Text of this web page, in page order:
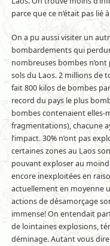
parce que ce n’était pas lié
On a pu aussi visiter un
bombardements qui
nombreuses bombes
sols du Laos. 2 millions de
fait 800 kilos de bombes
record du pays le plus
bombes contenaient elles-
fragmentations), chacune
l’impact. 30% n’ont pas
certaines zones au Laos
pouvant exploser au
encore inexploitées en
actuellement en moyenne
actions de désamorçage
immense! On entendait
de lointaines explosions,
déminage. Autant vous